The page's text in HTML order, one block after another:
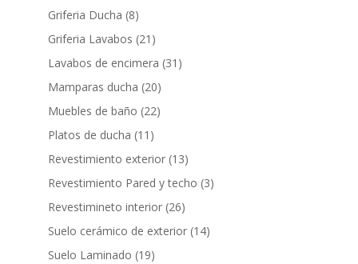
productos
Griferia Ducha 88
productos
Griferia Lavabos 21 21
productos
Lavabos de encimera 31 31
Mamparas ducha 2020
productos
Muebles de baño 2222
Platos de ducha 11 11
productos
Revestimiento exterior 1313
productos
Revestimiento Pared y techo 33
Revestimineto interior 2626
productos
Suelo cerámico de exterior 1414
Suelo Laminado 1919